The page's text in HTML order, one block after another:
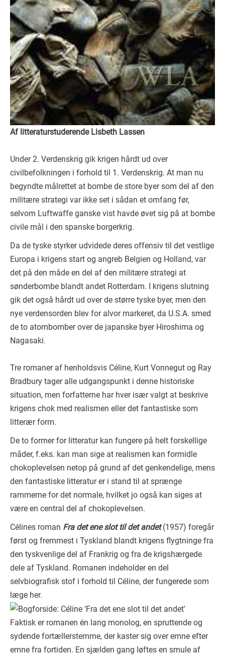
Af litteraturstuderende Lisbeth Lassen
Under 2. Verdenskrig gik krigen hårdt ud over
civilbefolkningen i forhold til 1. Verdenskrig. At man nu
begyndte målrettet at bombe de store byer som del af den
militære strategi var ikke set i sådan et omfang før,
selvom Luftwaffe ganske vist havde øvet sig på at bombe
civile mål i den spanske borgerkrig.
Da de tyske styrker udvidede deres offensiv til det vestlige
Europa i krigens start og angreb Belgien og Holland, var
det på den måde en del af den militære strategi at
sønderbombe blandt andet Rotterdam. I krigens slutning
gik det også hårdt ud over de større tyske byer, men den
nye verdensorden blev for alvor markeret, da U.S.A. smed
de to atombomber over de japanske byer Hiroshima og
Nagasaki.
Tre romaner af henholdsvis Céline, Kurt Vonnegut og Ray
Bradbury tager alle udgangspunkt i denne historiske
situation, men forfatterne har hver især valgt at beskrive
krigens chok med realismen eller det fantastiske som
litterær form.
De to former for litteratur kan fungere på helt forskellige
måder, f.eks. kan man sige at realismen kan formidle
chokoplevelsen netop på grund af det genkendelige, mens
den fantastiske litteratur er i stand til at sprænge
rammerne for det normale, hvilket jo også kan siges at
være en central del af chokoplevelsen.
Célines roman Fra det ene slot til det andet(1957) foregår
først og fremmest i Tyskland blandt krigens flygtninge fra
den tyskvenlige del af Frankrig og fra de krigshærgede
dele af Tyskland. Romanen indeholder en del
selvbiografisk stof i forhold til Céline, der fungerede som
læge her.
Faktisk er romanen én lang monolog, en spruttende og
sydende fortællerstemme, der kaster sig over emne efter
emne fra fortiden. En sjælden gang løftes en smule af